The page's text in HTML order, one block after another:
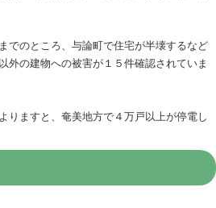
でのところ、与論町で住宅が半壊するなど
外の建物への被害が１５件確認されていま
りますと、奄美地方で４万戸以上が停電し